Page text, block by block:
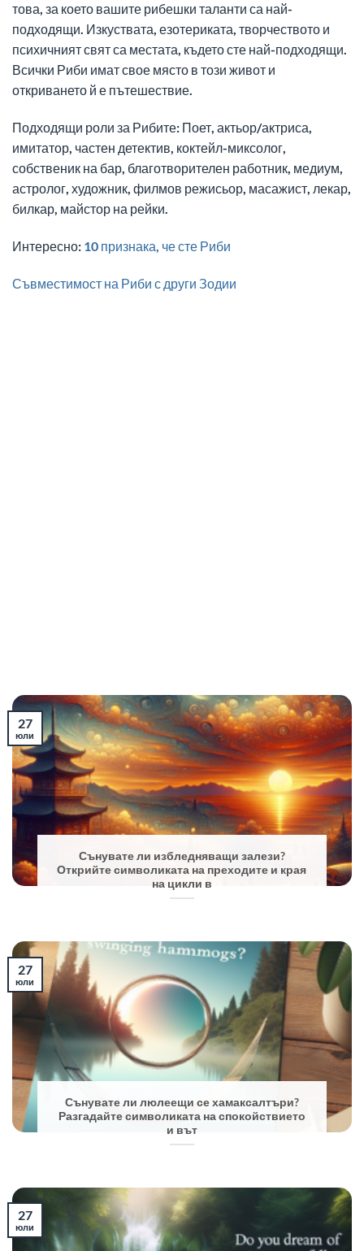
това, за което вашите рибешки таланти са най-
подходящи. Изкуствата, езотериката, творчеството и
психичният свят са местата, където сте най-подходящи.
Всички Риби имат свое място в този живот и
откриването й е пътешествие.
Подходящи роли за Рибите: Поет, актьор/актриса,
имитатор, частен детектив, коктейл-миксолог,
собственик на бар, благотворителен работник, медиум,
астролог, художник, филмов режисьор, масажист, лекар,
билкар, майстор на рейки.
Интересно: 10 признака, че сте Риби
Съвместимост на Риби с други Зодии
Сънувате ли избледняващи залези?
Открийте символиката на преходите и края
на цикли в
27
юли
Сънувате ли люлеещи се хамаксалтъри?
Разгадайте символиката на спокойствието
и вът
27
юли
27
юли